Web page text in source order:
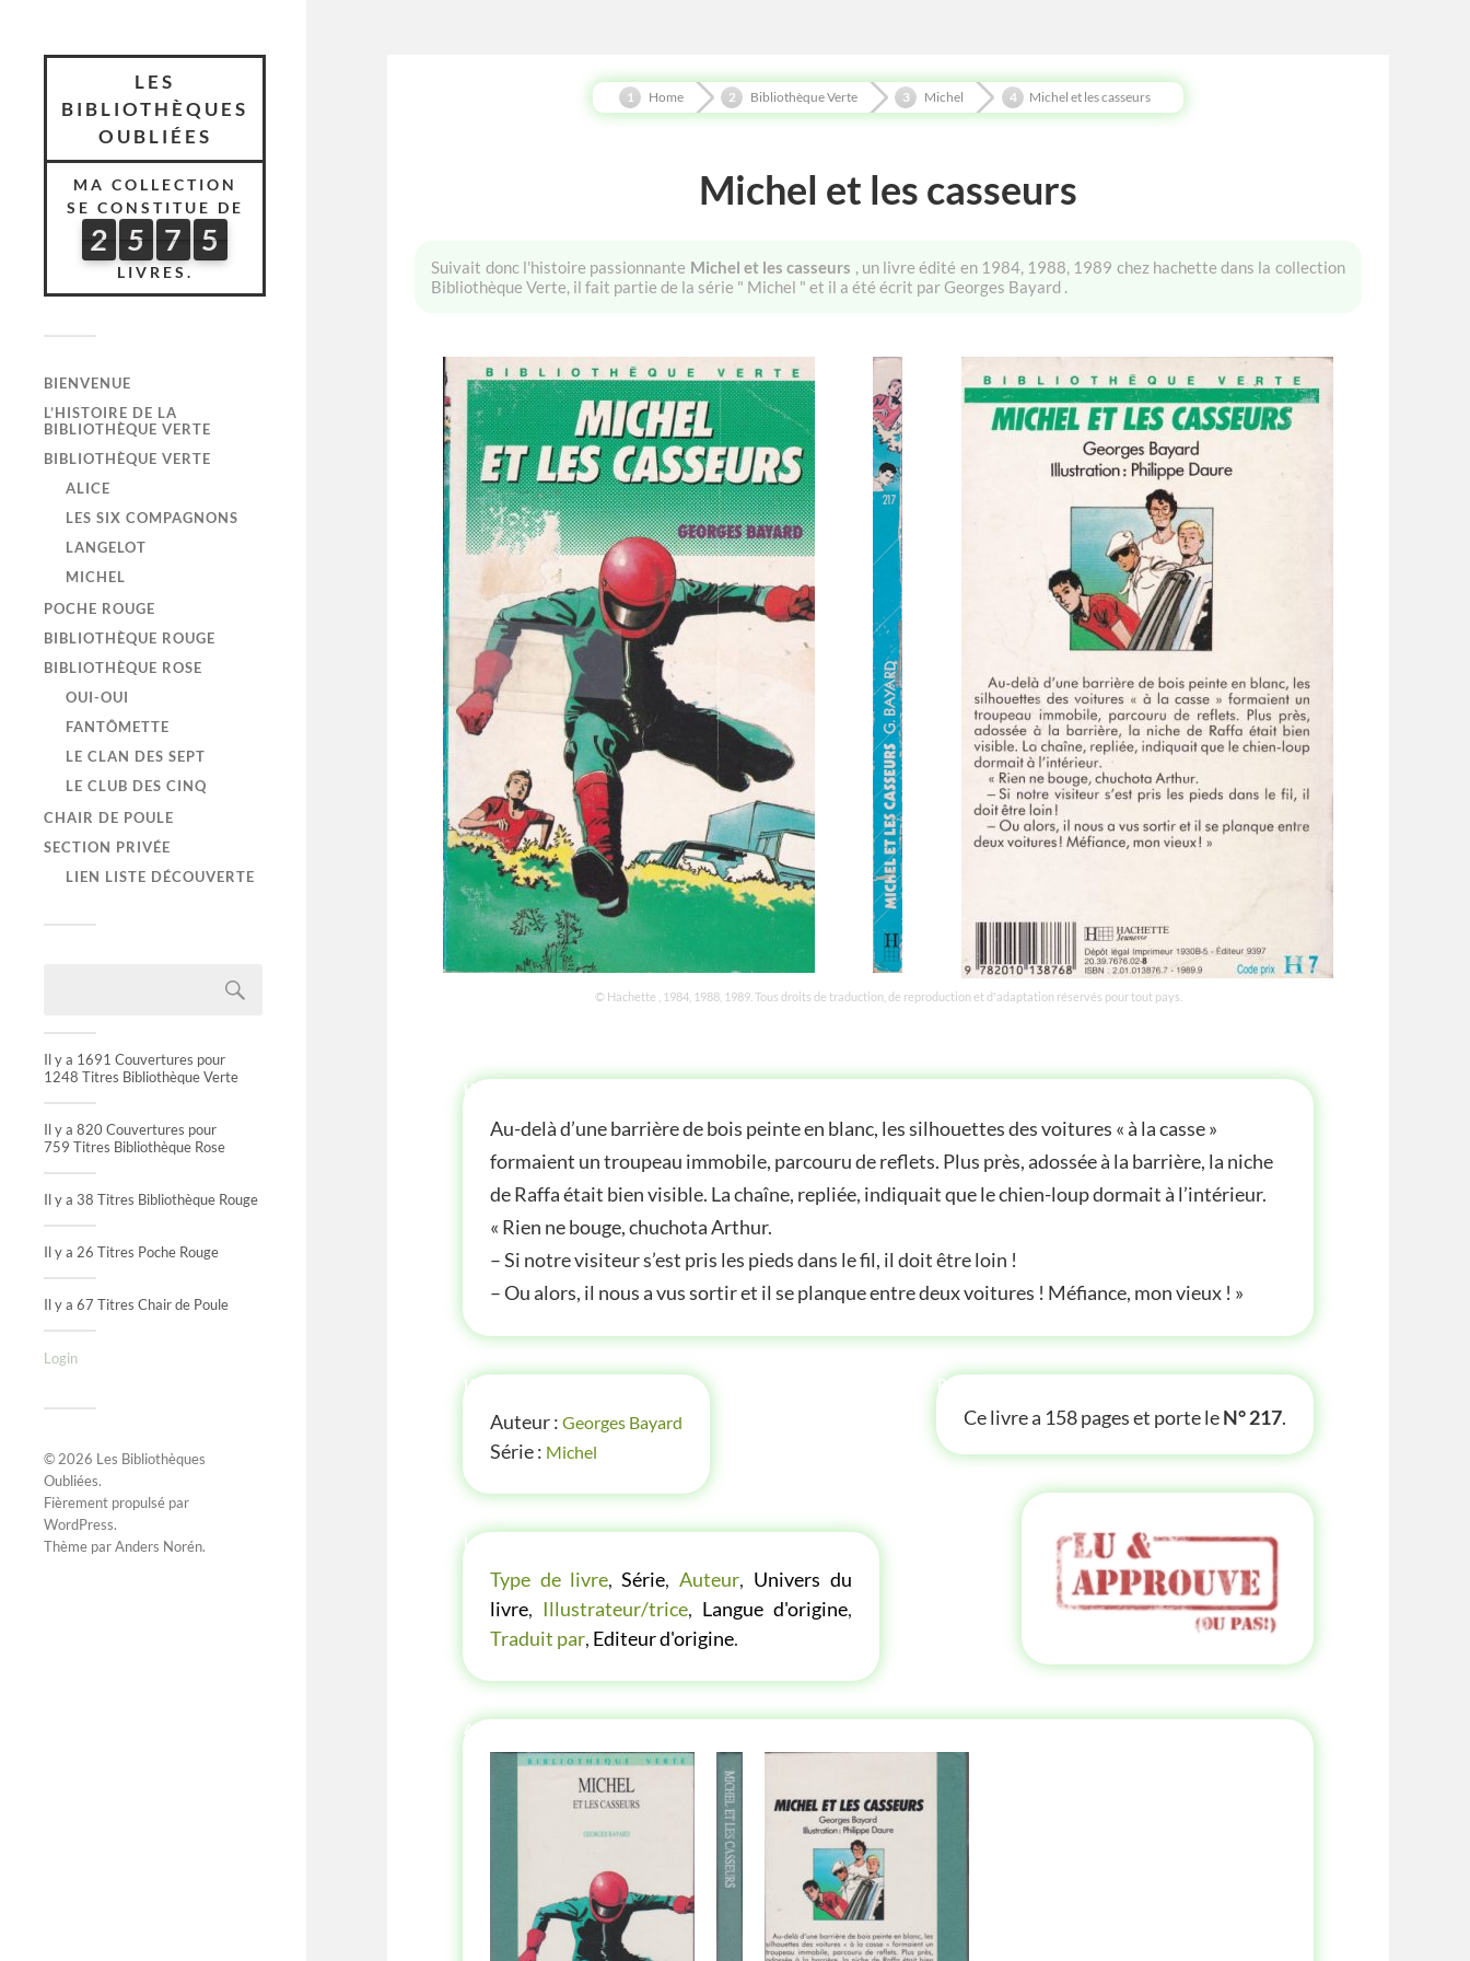
LES
BIBLIOTHÈQUES
OUBLIÉES
MA COLLECTION
SE CONSTITUE DE
2
5
2 5
3
5 7
7
7
7 5
5
LIVRES.
BIENVENUE
L’HISTOIRE DE LA
BIBLIOTHÈQUE VERTE
BIBLIOTHÈQUE VERTE
ALICE
LES SIX COMPAGNONS
LANGELOT
MICHEL
POCHE ROUGE
BIBLIOTHÈQUE ROUGE
BIBLIOTHÈQUE ROSE
OUI-OUI
FANTÔMETTE
LE CLAN DES SEPT
LE CLUB DES CINQ
CHAIR DE POULE
SECTION PRIVÉE
LIEN LISTE DÉCOUVERTE
Il y a 1691 Couvertures pour
1248 Titres Bibliothèque Verte
Il y a 820 Couvertures pour
759 Titres Bibliothèque Rose
Il y a 38 Titres Bibliothèque Rouge
Il y a 26 Titres Poche Rouge
Il y a 67 Titres Chair de Poule
Login
© 2026 Les Bibliothèques
Oubliées.
Fièrement propulsé par
WordPress.
Thème parAnders Norén.
Home Bibliothèque Verte Michel Michel et les casseurs
Michel et les casseurs
Suivait donc l'histoire passionnante Michel et les casseurs , un livre édité en 1984, 1988, 1989 chez hachette dans la collection
Bibliothèque Verte, il fait partie de la série " Michel " et il a été écrit par Georges Bayard .
© Hachette , 1984, 1988, 1989. Tous droits de traduction, de reproduction et d'adaptation réservés pour tout pays.
HISTOIRE
Au-delà d’une barrière de bois peinte en blanc, les silhouettes des voitures « à la casse »
formaient un troupeau immobile, parcouru de reflets. Plus près, adossée à la barrière, la niche
de Raffa était bien visible. La chaîne, repliée, indiquait que le chien-loup dormait à l’intérieur.
« Rien ne bouge, chuchota Arthur.
– Si notre visiteur s’est pris les pieds dans le fil, il doit être loin !
– Ou alors, il nous a vus sortir et il se planque entre deux voitures ! Méfiance, mon vieux ! »
INFOS
Auteur :Georges Bayard
Série : Michel
P'TITE INFOS
Ce livre a 158 pages et porte leN° 217.
Type de livre,Série,Auteur, Univers du
livre, Illustrateur/trice, Langue d'origine,
Traduit par, Editeur d'origine.
AUTRE ANNÉE AUTRE COUVERTURE